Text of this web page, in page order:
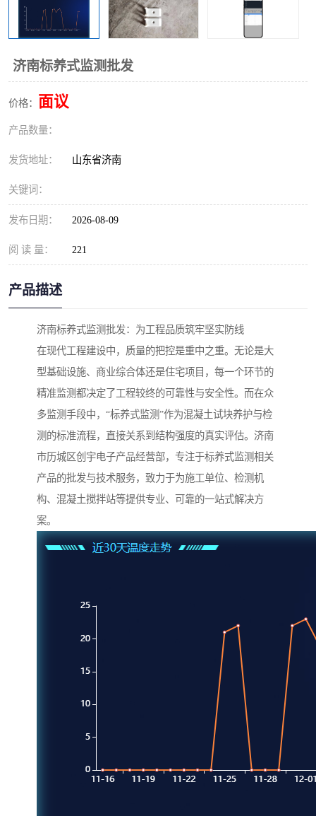
济南标养式监测批发
价格： 面议
产品数量：
发货地址： 山东省济南
关键词：
发布日期： 2026-08-09
阅 读 量： 221
产品描述
济南标养式监测批发：为工程品质筑牢坚实防线
在现代工程建设中，质量的把控是重中之重。无论是大
型基础设施、商业综合体还是住宅项目，每一个环节的
精准监测都决定了工程较终的可靠性与安全性。而在众
多监测手段中，“标养式监测”作为混凝土试块养护与检
测的标准流程，直接关系到结构强度的真实评估。济南
市历城区创宇电子产品经营部，专注于标养式监测相关
产品的批发与技术服务，致力于为施工单位、检测机
构、混凝土搅拌站等提供专业、可靠的一站式解决方
案。